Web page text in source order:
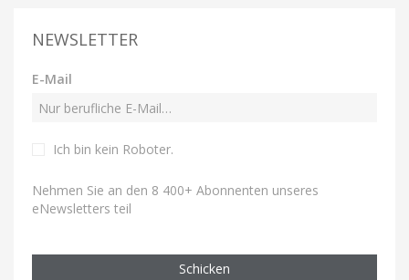
NEWSLETTER
E-Mail
Ich bin kein Roboter.
Nehmen Sie an den 8 400+ Abonnenten unseres
eNewsletters teil
Schicken